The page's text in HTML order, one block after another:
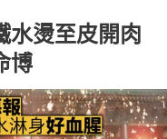
水燙至皮開肉
博